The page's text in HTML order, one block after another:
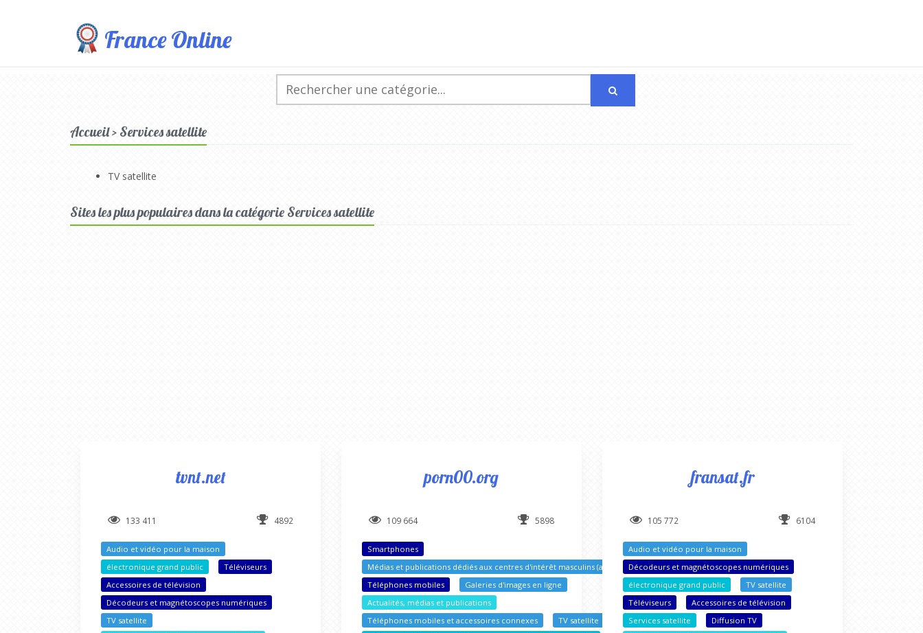
France Online
Accueil > Services satellite
TV satellite
Sites les plus populaires dans la catégorie Services satellite
tvnt.net
133 411 4892
Audio et vidéo pour la maison
électronique grand public
Téléviseurs
Accessoires de télévision
Décodeurs et magnétoscopes numériques
TV satellite
porn00.org
109 664 5898
Smartphones
Médias et publications dédiés aux centres d'intérêt masculins (adultes)
Téléphones mobiles
Galeries d'images en ligne
Actualités, médias et publications
Téléphones mobiles et accessoires connexes
TV satellite
fransat.fr
105 772 6104
Audio et vidéo pour la maison
Décodeurs et magnétoscopes numériques
électronique grand public
TV satellite
Téléviseurs
Accessoires de télévision
Services satellite
Diffusion TV